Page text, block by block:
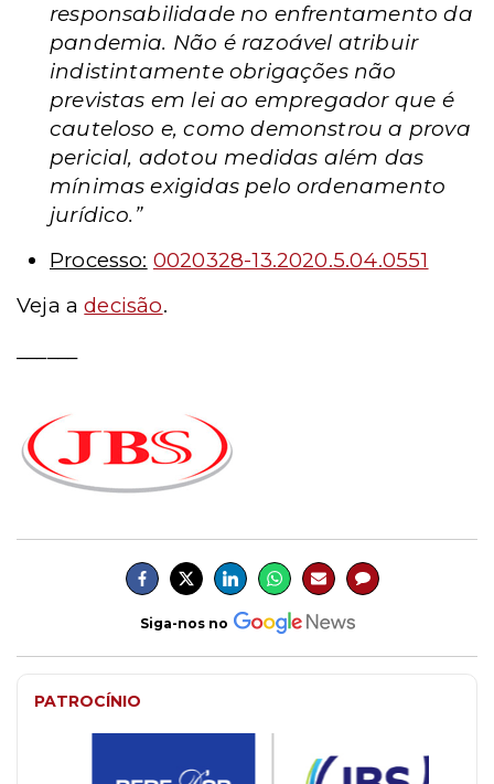
responsabilidade no enfrentamento da
pandemia. Não é razoável atribuir
indistintamente obrigações não
previstas em lei ao empregador que é
cauteloso e, como demonstrou a prova
pericial, adotou medidas além das
mínimas exigidas pelo ordenamento
jurídico.”
Processo: 0020328-13.2020.5.04.0551
Veja adecisão.
Siga-nos no
PATROCÍNIO